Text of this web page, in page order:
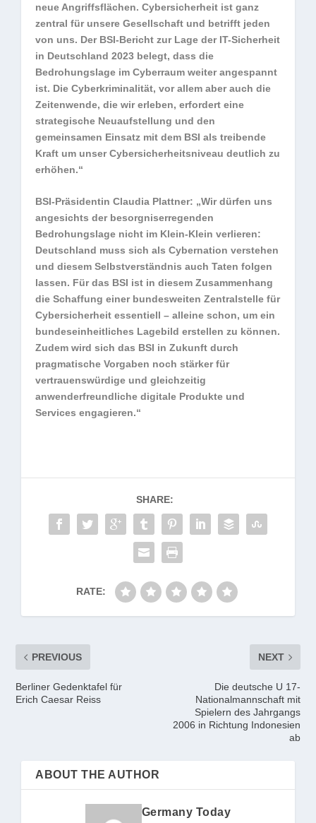
neue Angriffsflächen. Cybersicherheit ist ganz
zentral für unsere Gesellschaft und betrifft jeden
von uns. Der BSI-Bericht zur Lage der IT-Sicherheit
in Deutschland 2023 belegt, dass die
Bedrohungslage im Cyberraum weiter angespannt
ist. Die Cyberkriminalität, vor allem aber auch die
Zeitenwende, die wir erleben, erfordert eine
strategische Neuaufstellung und den
gemeinsamen Einsatz mit dem BSI als treibende
Kraft um unser Cybersicherheitsniveau deutlich zu
erhöhen.“
BSI-Präsidentin Claudia Plattner: „Wir dürfen uns
angesichts der besorgniserregenden
Bedrohungslage nicht im Klein-Klein verlieren:
Deutschland muss sich als Cybernation verstehen
und diesem Selbstverständnis auch Taten folgen
lassen. Für das BSI ist in diesem Zusammenhang
die Schaffung einer bundesweiten Zentralstelle für
Cybersicherheit essentiell – alleine schon, um ein
bundeseinheitliches Lagebild erstellen zu können.
Zudem wird sich das BSI in Zukunft durch
pragmatische Vorgaben noch stärker für
vertrauenswürdige und gleichzeitig
anwenderfreundliche digitale Produkte und
Services engagieren.“
SHARE:
RATE:
PREVIOUS
Berliner Gedenktafel für
Erich Caesar Reiss
NEXT
Die deutsche U 17-
Nationalmannschaft mit
Spielern des Jahrgangs
2006 in Richtung Indonesien
ab
ABOUT THE AUTHOR
Germany Today